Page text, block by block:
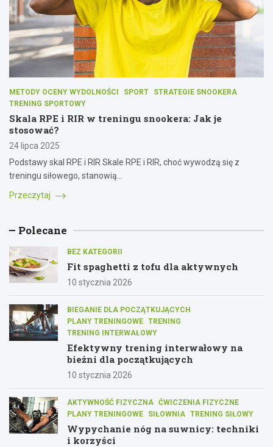
METODY OCENY WYDOLNOŚCI SPORT
STRATEGIE SNOOKERA
TRENING SPORTOWY
Skala RPE i RIR w treningu snookera: Jak je
stosować?
24 lipca 2025
Podstawy skal RPE i RIR Skale RPE i RIR, choć wywodzą się z
treningu siłowego, stanowią…
Przeczytaj
Polecane
BEZ KATEGORII
Fit spaghetti z tofu dla aktywnych
10 stycznia 2026
BIEGANIE DLA POCZĄTKUJĄCYCH
PLANY TRENINGOWE TRENING
TRENING INTERWAŁOWY
Efektywny trening interwałowy na
bieżni dla początkujących
10 stycznia 2026
AKTYWNOŚĆ FIZYCZNA ĆWICZENIA FIZYCZNE
PLANY TRENINGOWE
SIŁOWNIA TRENING SIŁOWY
Wypychanie nóg na suwnicy: techniki
i korzyści